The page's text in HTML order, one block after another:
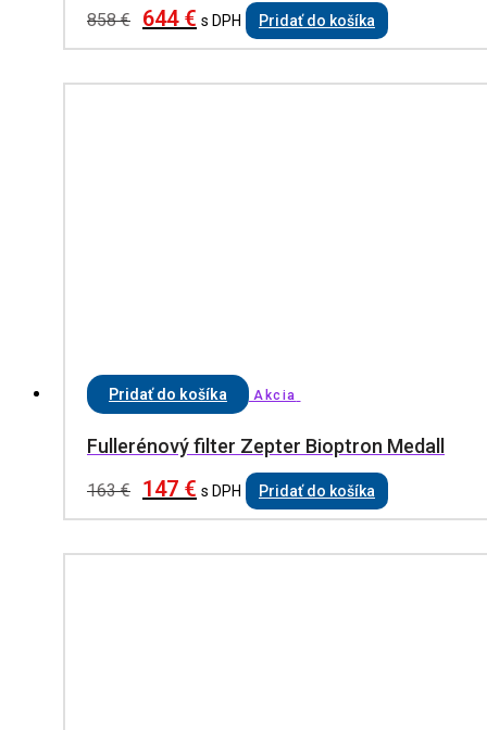
858€ 644 € s DPH Pridať do košíka
Pridať do košíka Akcia
Fullerénový filter Zepter Bioptron Medall
163€ 147 € s DPH Pridať do košíka